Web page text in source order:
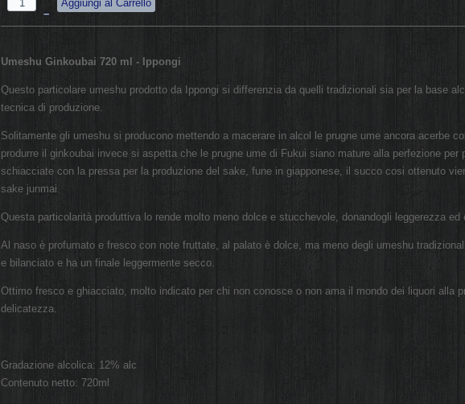
–
Umeshu Ginkoubai 720 ml - Ippongi
Questo particolare umeshu prodotto da Ippongi si differenzia da quelli tradizionali sia per la base
tecnica di produzione.
Solitamente gli umeshu si producono mettendo a macerare in alcol le prugne ume ancora acerbe
produrre il ginkoubai invece si aspetta che le prugne ume di Fukui siano mature alla perfezione per
schiacciate con la pressa per la produzione del sake, fune in giapponese, il succo cosi ottenuto
sake junmai.
Questa particolarità produttiva lo rende molto meno dolce e stucchevole, donandogli leggerezza ed
Al naso è profumato e fresco con note fruttate, al palato è dolce, ma meno degli umeshu
e bilanciato e ha un finale leggermente secco.
Ottimo fresco e ghiacciato, molto indicato per chi non conosce o non ama il mondo dei liquori alla
delicatezza.
Gradazione alcolica: 12% alc
Contenuto netto: 720ml